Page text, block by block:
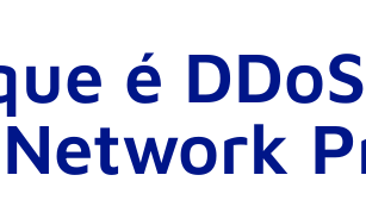
é
Network